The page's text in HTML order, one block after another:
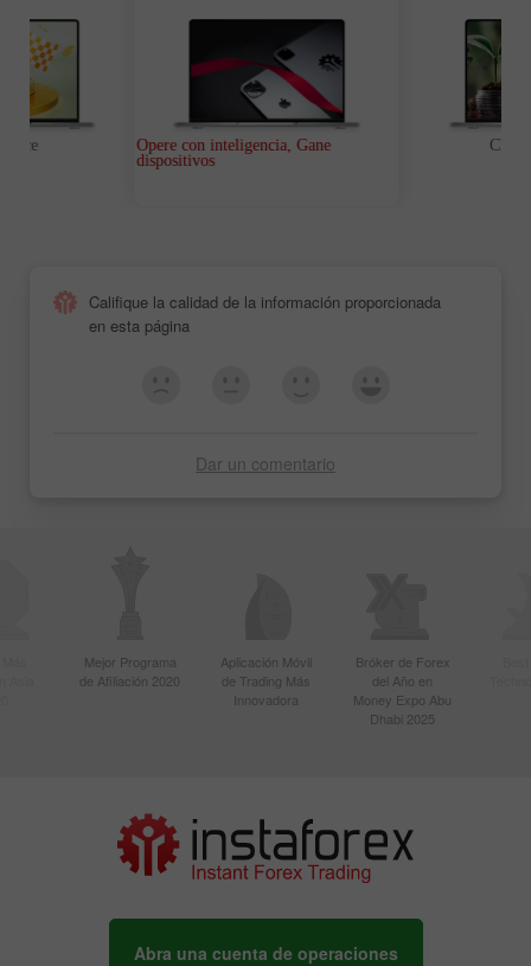
Race
Opere con inteligencia, Gane
dispositivos
Califique la calidad de la información proporcionada
en esta página
Dar un comentario
Mejor Programa
de Afiliación 2020
Aplicación Móvil
de Trading Más
Innovadora
Bróker de Forex
del Año en
Money Expo Abu
Dhabi 2025
Abra una cuenta de operaciones